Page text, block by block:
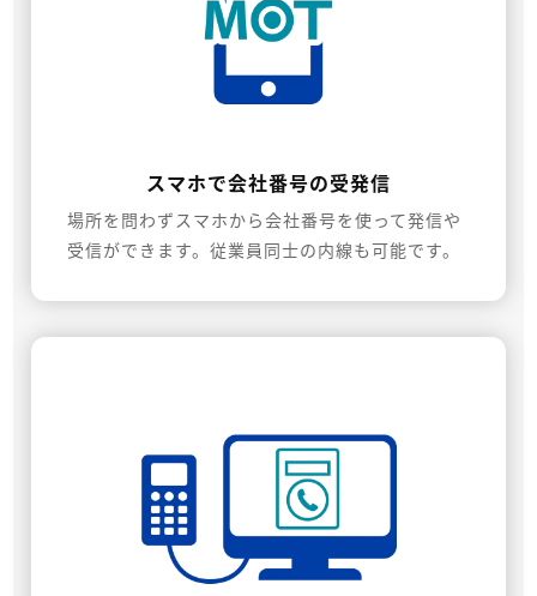
スマホで会社番号の受発信
場所を問わずスマホから会社番号を使って発信や
受信ができます。従業員同士の内線も可能です。